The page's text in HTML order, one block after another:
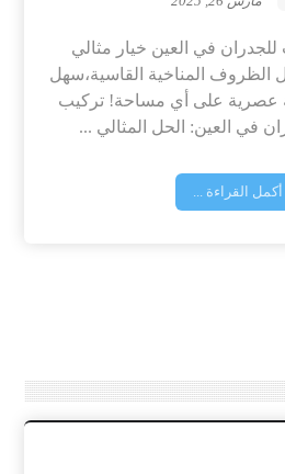
في العين خيار مثالي
الظروف المناخية القاسية،سهل
عصرية على أي مساحة! تركيب
في العين: الحل المثالي ...
أكمل القراءة ...